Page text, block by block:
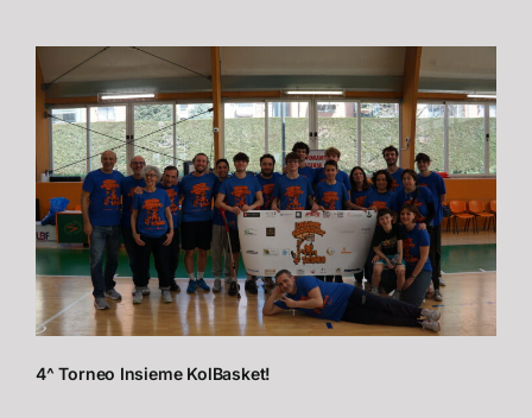
4^ Torneo Insieme KolBasket!